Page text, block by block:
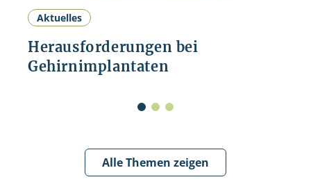
Aktuelles
Herausforderungen bei
Gehirnimplantaten
Alle Themen zeigen